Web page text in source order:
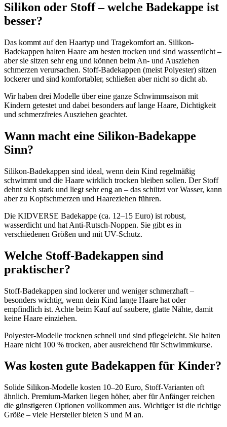
Silikon oder Stoff – welche Badekappe ist
besser?
Das kommt auf den Haartyp und Tragekomfort an. Silikon-
Badekappen halten Haare am besten trocken und sind wasserdicht –
aber sie sitzen sehr eng und können beim An- und Ausziehen
schmerzen verursachen. Stoff-Badekappen (meist Polyester) sitzen
lockerer und sind komfortabler, schließen aber nicht so dicht ab.
Wir haben drei Modelle über eine ganze Schwimmsaison mit
Kindern getestet und dabei besonders auf lange Haare, Dichtigkeit
und schmerzfreies Ausziehen geachtet.
Wann macht eine Silikon-Badekappe
Sinn?
Silikon-Badekappen sind ideal, wenn dein Kind regelmäßig
schwimmt und die Haare wirklich trocken bleiben sollen. Der Stoff
dehnt sich stark und liegt sehr eng an – das schützt vor Wasser, kann
aber zu Kopfschmerzen und Haareziehen führen.
Die KIDVERSE Badekappe (ca. 12–15 Euro) ist robust,
wasserdicht und hat Anti-Rutsch-Noppen. Sie gibt es in
verschiedenen Größen und mit UV-Schutz.
Welche Stoff-Badekappen sind
praktischer?
Stoff-Badekappen sind lockerer und weniger schmerzhaft –
besonders wichtig, wenn dein Kind lange Haare hat oder
empfindlich ist. Achte beim Kauf auf saubere, glatte Nähte, damit
keine Haare einziehen.
Polyester-Modelle trocknen schnell und sind pflegeleicht. Sie halten
Haare nicht 100 % trocken, aber ausreichend für Schwimmkurse.
Was kosten gute Badekappen für Kinder?
Solide Silikon-Modelle kosten 10–20 Euro, Stoff-Varianten oft
ähnlich. Premium-Marken liegen höher, aber für Anfänger reichen
die günstigeren Optionen vollkommen aus. Wichtiger ist die richtige
Größe – viele Hersteller bieten S und M an.